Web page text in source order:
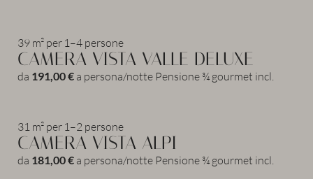
39 m² per 1–4 persone
CAMERA VISTA VALLE DELUXE
da 191,00 € a persona/notte Pensione ¾ gourmet incl.
31 m² per 1–2 persone
CAMERA VISTA ALPI
da 181,00 € a persona/notte Pensione ¾ gourmet incl.